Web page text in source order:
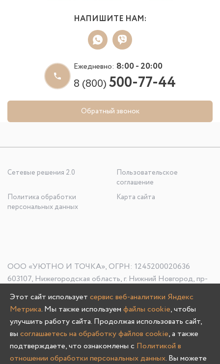
НАПИШИТЕ НАМ:
Ежедневно: 8:00 - 20:00
8 (800)500-77-44
Обратный звонок
Сетевые решения 2.0
Пользовательское
соглашение
Политика обработки
персональных данных
Карта сайта
ООО «УЮТНО И ТОЧКА», ОГРН: 1245200020636
603107, Нижегородская область, г. Нижний Новгород, пр-
кт Гагарина, д. 178/1
Олмеко © 2004 -2026
Этот сайт использует сервис веб-аналитики Яндекс
Метрика. Мы также используем файлы cookie, чтобы
улучшить работу сайта. Продолжая использовать сайт,
вы соглашаетесь на обработку файлов cookie, а также
подтверждаете, что ознакомлены с Политикой в
отношении обработки персональных данных. Вы можете